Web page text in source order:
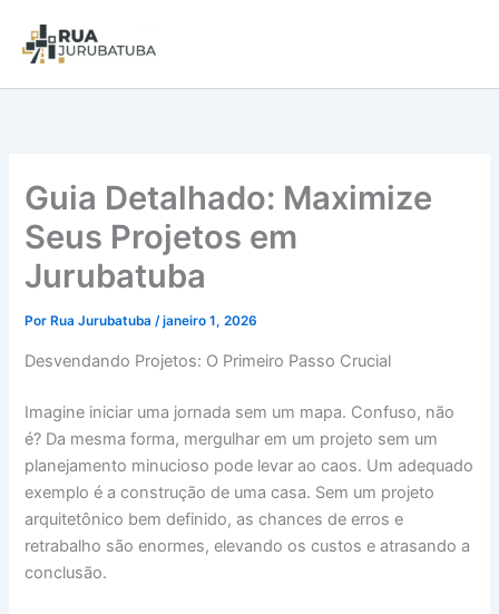
Guia Detalhado: Maximize
Seus Projetos em
Jurubatuba
Por Rua Jurubatuba/janeiro 1, 2026
Desvendando Projetos: O Primeiro Passo Crucial
Imagine iniciar uma jornada sem um mapa. Confuso, não
é? Da mesma forma, mergulhar em um projeto sem um
planejamento minucioso pode levar ao caos. Um adequado
exemplo é a construção de uma casa. Sem um projeto
arquitetônico bem definido, as chances de erros e
retrabalho são enormes, elevando os custos e atrasando a
conclusão.